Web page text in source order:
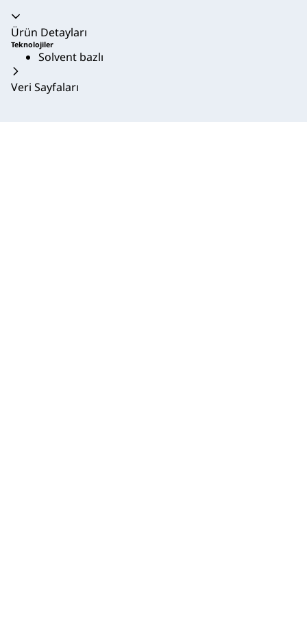
Akordeon daraltıldı
Ürün Detayları
Teknolojiler
Solvent bazlı
Veri Sayfaları